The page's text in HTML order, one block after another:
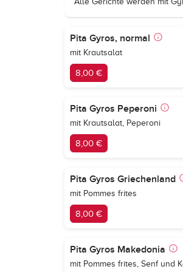
Pita Gyros, normal
mit Krautsalat
8,00 €
Pita Gyros Peperoni
mit Krautsalat, Peperoni
8,00 €
Pita Gyros Griechenland
mit Pommes frites
8,00 €
Pita Gyros Makedonia
mit Pommes frites, Senf und